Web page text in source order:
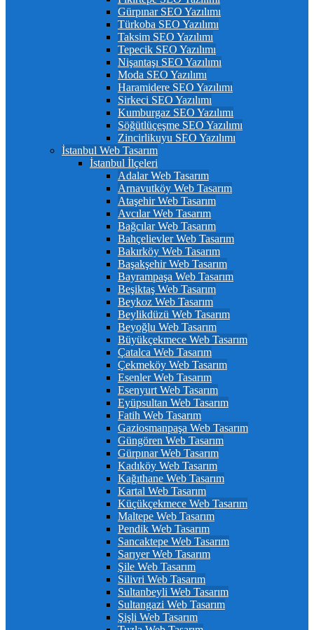
Gürpınar SEO Yazılımı
Türkoba SEO Yazılımı
Taksim SEO Yazılımı
Tepecik SEO Yazılımı
Nişantaşı SEO Yazılımı
Moda SEO Yazılımı
Haramidere SEO Yazılımı
Sirkeci SEO Yazılımı
Kumburgaz SEO Yazılımı
Söğütlüçeşme SEO Yazılımı
Zincirlikuyu SEO Yazılımı
İstanbul Web Tasarım
İstanbul İlçeleri
Adalar Web Tasarım
Arnavutköy Web Tasarım
Ataşehir Web Tasarım
Avcılar Web Tasarım
Bağcılar Web Tasarım
Bahçelievler Web Tasarım
Bakırköy Web Tasarım
Başakşehir Web Tasarım
Bayrampaşa Web Tasarım
Beşiktaş Web Tasarım
Beykoz Web Tasarım
Beylikdüzü Web Tasarım
Beyoğlu Web Tasarım
Büyükçekmece Web Tasarım
Çatalca Web Tasarım
Çekmeköy Web Tasarım
Esenler Web Tasarım
Esenyurt Web Tasarım
Eyüpsultan Web Tasarım
Fatih Web Tasarım
Gaziosmanpaşa Web Tasarım
Güngören Web Tasarım
Gürpınar Web Tasarım
Kadıköy Web Tasarım
Kağıthane Web Tasarım
Kartal Web Tasarım
Küçükçekmece Web Tasarım
Maltepe Web Tasarım
Pendik Web Tasarım
Sancaktepe Web Tasarım
Sarıyer Web Tasarım
Şile Web Tasarım
Silivri Web Tasarım
Sultanbeyli Web Tasarım
Sultangazi Web Tasarım
Şişli Web Tasarım